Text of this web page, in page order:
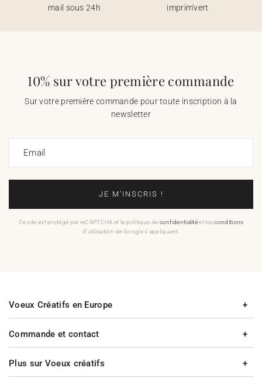
mail sous 24h
imprim'vert
10% sur votre première commande
Sur votre première commande pour toute inscription à la
newsletter
Email
JE M'INSCRIS !
Ce site est protégé par reCAPTCHA et la politique de confidentialitéet lesconditions
d'utilisation de Google s'appliquent.
Commande et contact
Plus sur Voeux créatifs
Voeux Créatifs en Europe